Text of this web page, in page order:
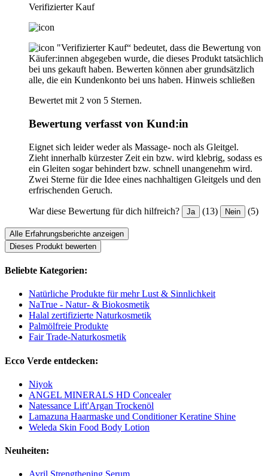
Verifizierter Kauf
"Verifizierter Kauf“ bedeutet, dass die Bewertung von
Käufer:innen abgegeben wurde, die dieses Produkt tatsächlich
bei uns gekauft haben. Bewerten können aber grundsätzlich
alle, die ein Kundenkonto bei uns haben. Hinweis schließen
Bewertet mit 2 von 5 Sternen.
Bewertung verfasst von Kund:in
Eignet sich leider weder als Massage- noch als Gleitgel.
Zieht innerhalb kürzester Zeit ein bzw. wird klebrig, sodass es
ein Gleiten sogar behindert bzw. schnell unangenehm wird.
Zwei Sterne für die Idee eines nachhaltigen Gleitgels und den
erfrischenden Geruch.
War diese Bewertung für dich hilfreich? Ja (13) Nein (5)
Alle Erfahrungsberichte anzeigen
Dieses Produkt bewerten
Beliebte Kategorien:
Natürliche Produkte für mehr Lust & Sinnlichkeit
NaTrue - Natur- & Biokosmetik
Halal zertifizierte Naturkosmetik
Palmölfreie Produkte
Fair Trade-Naturkosmetik
Ecco Verde entdecken:
Niyok
ANGEL MINERALS HD Concealer
Natessance Lift'Argan Trockenöl
Lamazuna Haarmaske und Conditioner Keratine Shine
Weleda Skin Food Body Lotion
Neuheiten: